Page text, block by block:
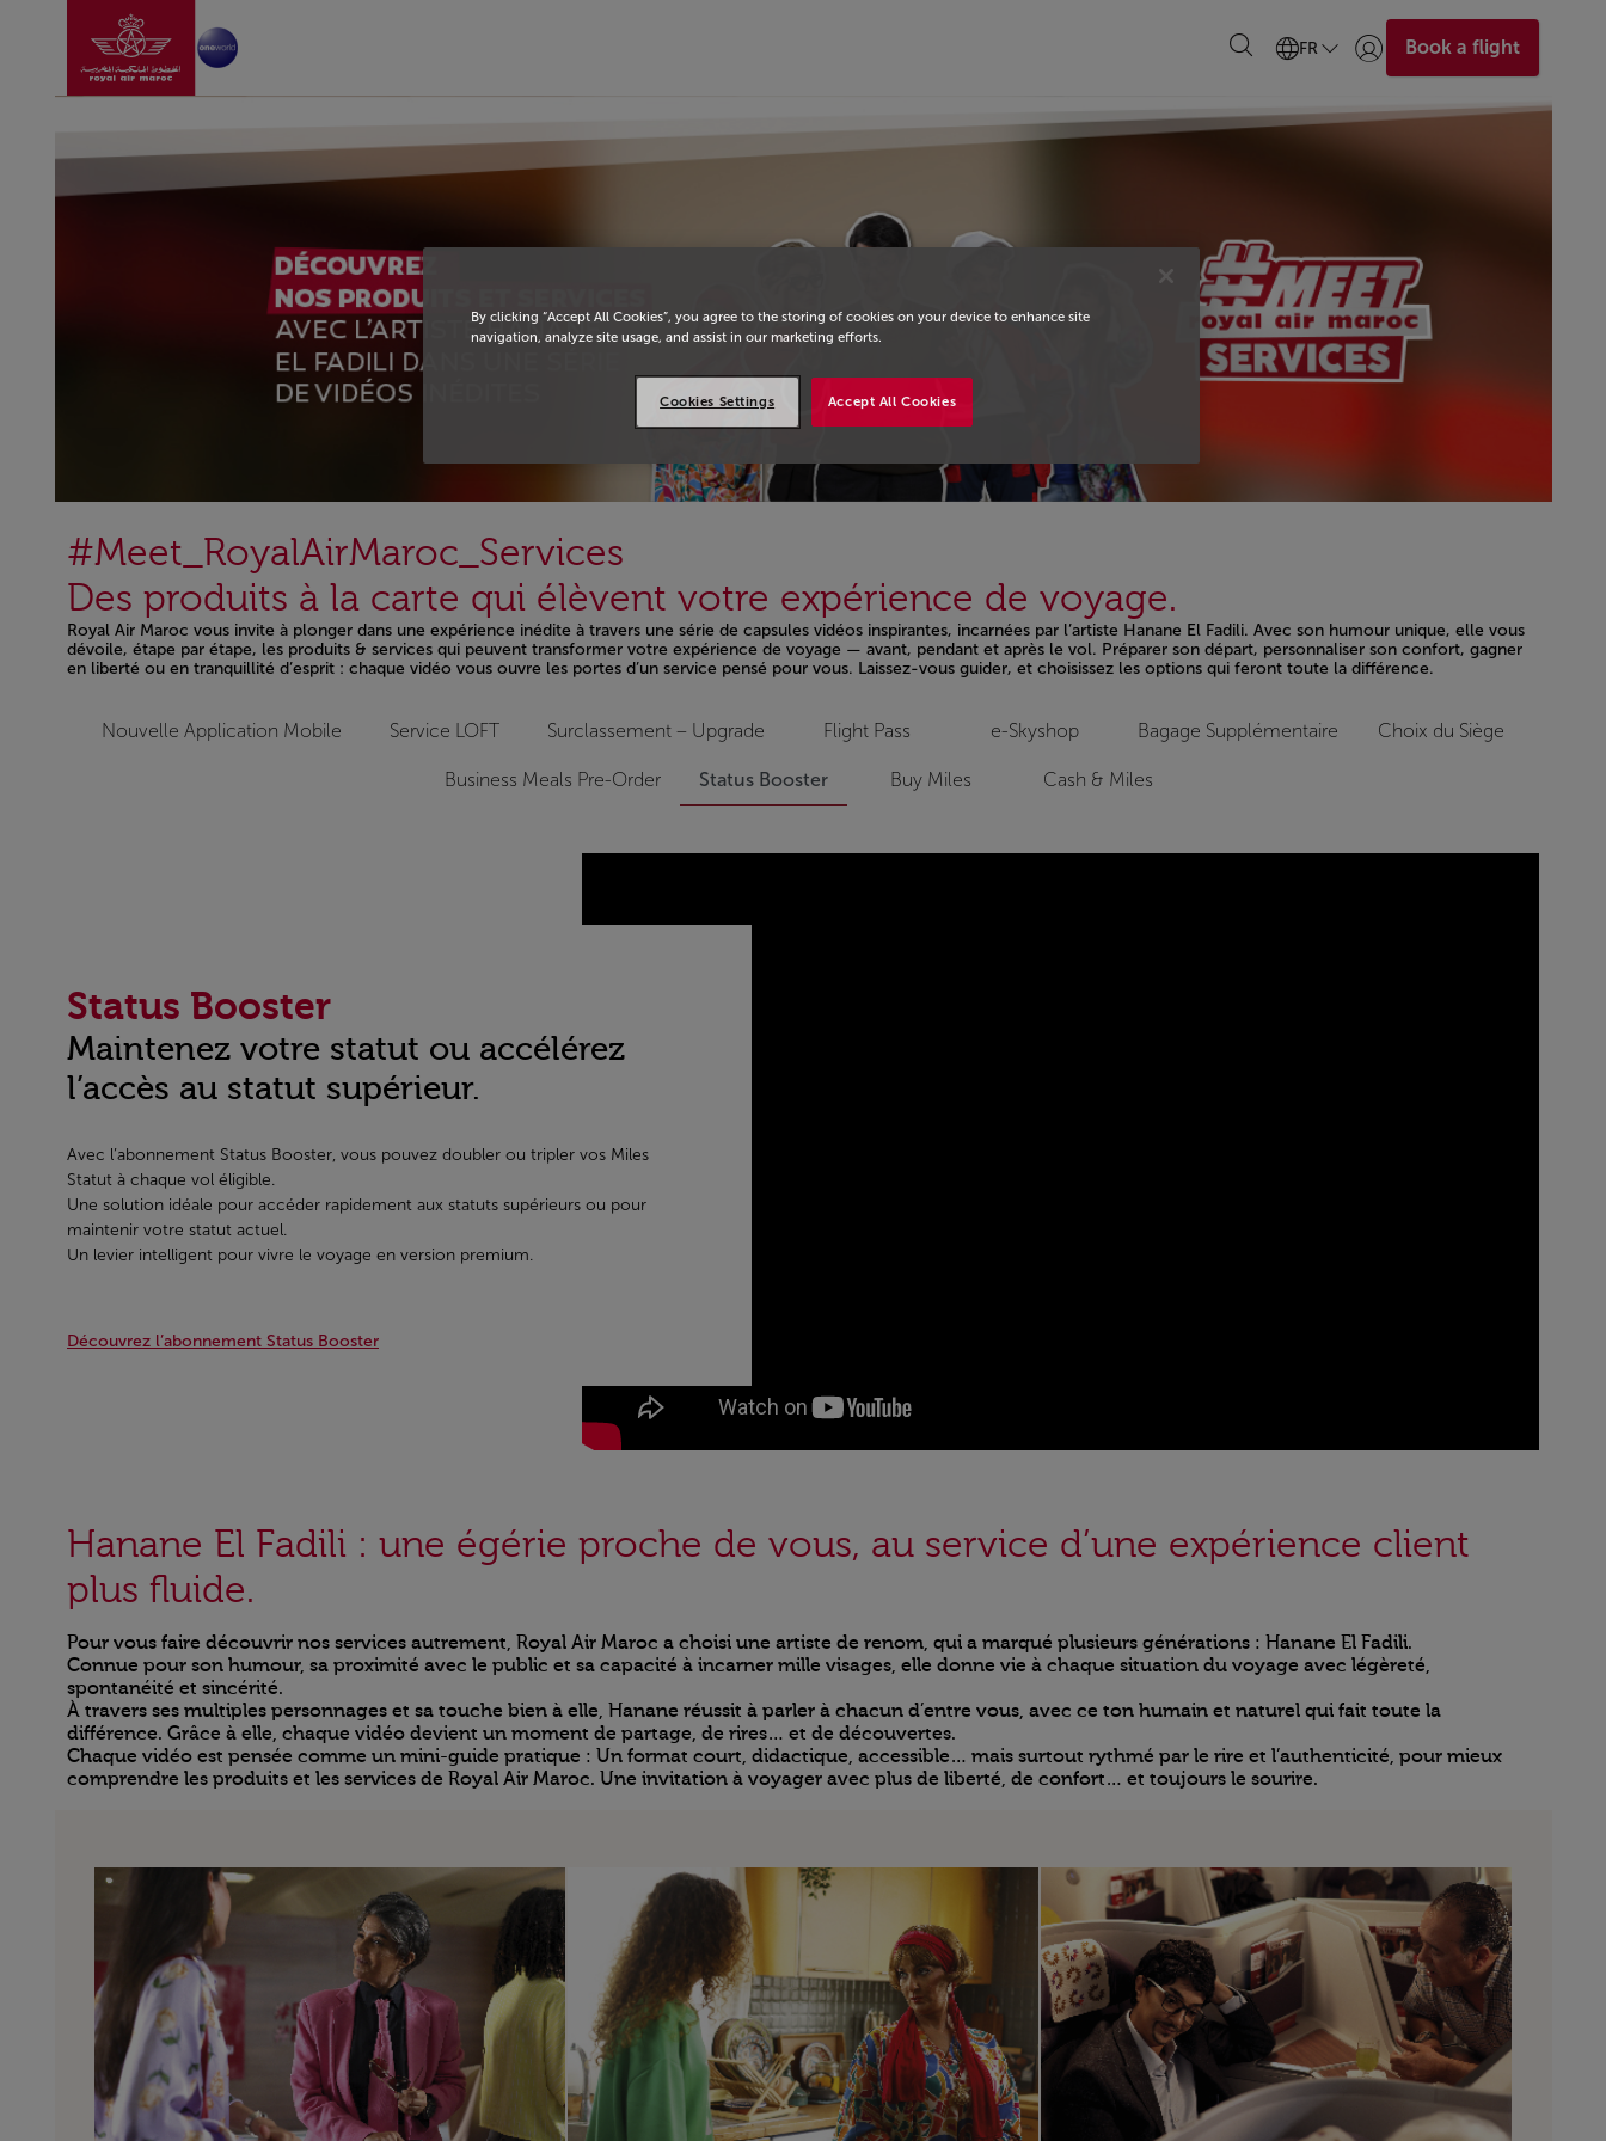
Saut au contenu principal
Aller à la page accueil FR Se connecter | S’inscrire)
Book a flight
#Meet_RoyalAirMaroc_Services
Des produits à la carte qui élèvent votre expérience de voyage.
Royal Air Maroc vous invite à plonger dans une expérience inédite à travers une série de capsules vidéos inspirantes, incarnées par l’artiste Hanane El Fadili. Avec son humour unique, elle vous
dévoile, étape par étape, les produits & services qui peuvent transformer votre expérience de voyage — avant, pendant et après le vol. Préparer son départ, personnaliser son confort, gagner
en liberté ou en tranquillité d’esprit : chaque vidéo vous ouvre les portes d’un service pensé pour vous. Laissez-vous guider, et choisissez les options qui feront toute la différence.
Nouvelle Application Mobile Service LOFT Surclassement – Upgrade Flight Pass e-Skyshop Bagage Supplémentaire Choix du Siège
Business Meals Pre-Order Status Booster Buy Miles Cash & Miles
Status Booster
Maintenez votre statut ou accélérez
l’accès au statut supérieur.
Avec l’abonnement Status Booster, vous pouvez doubler ou tripler vos Miles
Statut à chaque vol éligible.
Une solution idéale pour accéder rapidement aux statuts supérieurs ou pour
maintenir votre statut actuel.
Un levier intelligent pour vivre le voyage en version premium.
Découvrez l’abonnement Status Booster
Hanane El Fadili : une égérie proche de vous, au service d’une expérience client
plus fluide.
Pour vous faire découvrir nos services autrement, Royal Air Maroc a choisi une artiste de renom, qui a marqué plusieurs générations : Hanane El Fadili.
Connue pour son humour, sa proximité avec le public et sa capacité à incarner mille visages, elle donne vie à chaque situation du voyage avec légèreté,
spontanéité et sincérité.
À travers ses multiples personnages et sa touche bien à elle, Hanane réussit à parler à chacun d’entre vous, avec ce ton humain et naturel qui fait toute la
différence. Grâce à elle, chaque vidéo devient un moment de partage, de rires… et de découvertes.
Chaque vidéo est pensée comme un mini-guide pratique : Un format court, didactique, accessible… mais surtout rythmé par le rire et l’authenticité, pour mieux
comprendre les produits et les services de Royal Air Maroc. Une invitation à voyager avec plus de liberté, de confort… et toujours le sourire.
By clicking “Accept All Cookies”, you agree to the storing of cookies on your device to enhance site
navigation, analyze site usage, and assist in our marketing efforts.
Accept All Cookies
Cookies Settings